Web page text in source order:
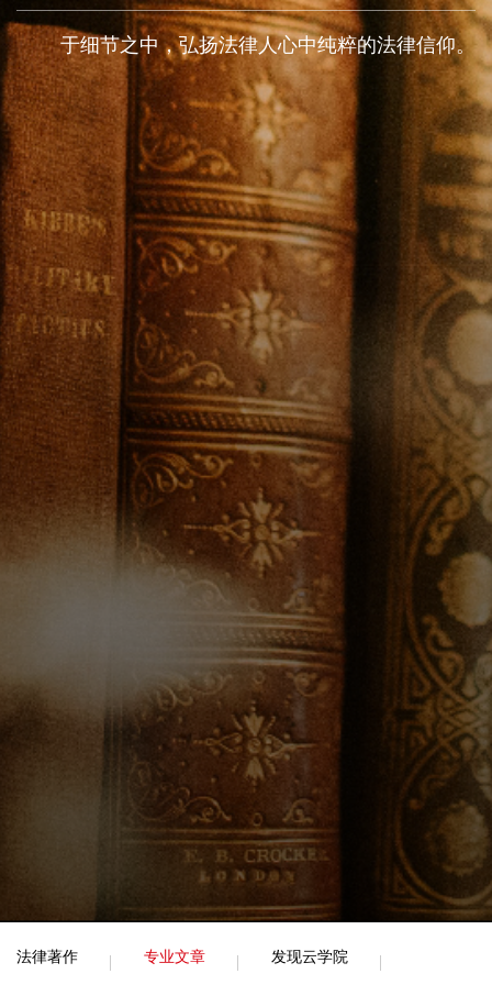
于细节之中，弘扬法律人心中纯粹的法律信仰。
法律著作 专业文章 发现云学院